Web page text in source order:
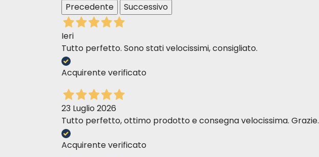
Precedente
Successivo
Ieri
Tutto perfetto. Sono stati velocissimi, consigliato.
Acquirente verificato
23 Luglio 2026
Tutto perfetto, ottimo prodotto e consegna velocissima. Grazie.
Acquirente verificato